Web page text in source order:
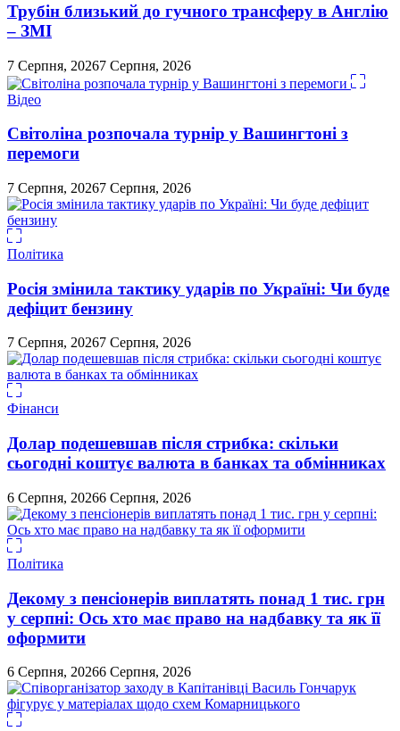
Трубін близький до гучного трансферу в Англію
– ЗМІ
7 Серпня, 20267 Серпня, 2026
Відео
Світоліна розпочала турнір у Вашингтоні з
перемоги
7 Серпня, 20267 Серпня, 2026
Політика
Росія змінила тактику ударів по Україні: Чи буде
дефіцит бензину
7 Серпня, 20267 Серпня, 2026
Фінанси
Долар подешевшав після стрибка: скільки
сьогодні коштує валюта в банках та обмінниках
6 Серпня, 20266 Серпня, 2026
Політика
Декому з пенсіонерів виплатять понад 1 тис. грн
у серпні: Ось хто має право на надбавку та як її
оформити
6 Серпня, 20266 Серпня, 2026